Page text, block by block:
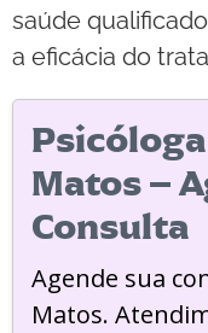
saúde
a eficácia do
Matos –
Consulta
Agende sua
Matos.